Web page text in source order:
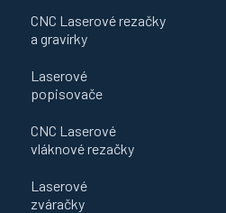
Služby
Kontakt
CNC Laserové rezačky
a gravírky
Laserové
popisovače
CNC Laserové
vláknové rezačky
Laserové
zváračky